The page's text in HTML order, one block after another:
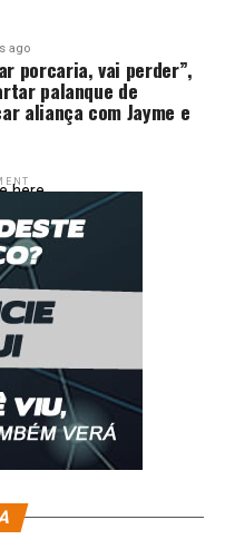
ago
porcaria, vai perder”,
palanque de
aliança com Jayme e
here